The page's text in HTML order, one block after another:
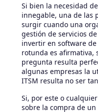
Si bien la necesidad
innegable, una de las
surgir cuando una
gestión de servicios
invertir en software de
rotunda es afirmativa,
pregunta resulta
algunas empresas la
ITSM resulta no ser
Si, por este o
sobre la compra de